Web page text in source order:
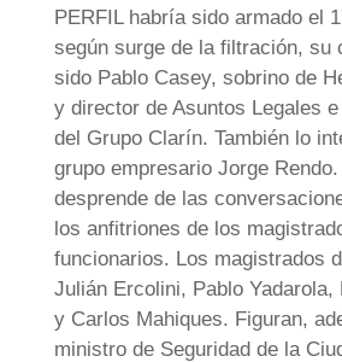
PERFIL habría sido armado el
según surge de la filtración, su
sido Pablo Casey, sobrino de
y director de Asuntos Legales
del Grupo Clarín. También lo
grupo empresario Jorge
desprende de las
los anfitriones de los
funcionarios. Los magistrados
Julián Ercolini, Pablo Yadarola,
y Carlos Mahiques. Figuran,
ministro de Seguridad de la